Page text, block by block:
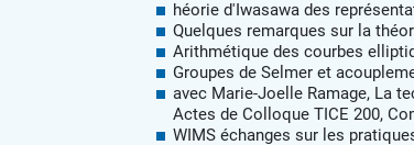
héorie d'Iwasawa des
Quelques remarques sur la
Arithmétique des courbes
Groupes de Selmer et
avec Marie-Joelle Ramage, La
Actes de Colloque TICE 200,
WIMS échanges sur les